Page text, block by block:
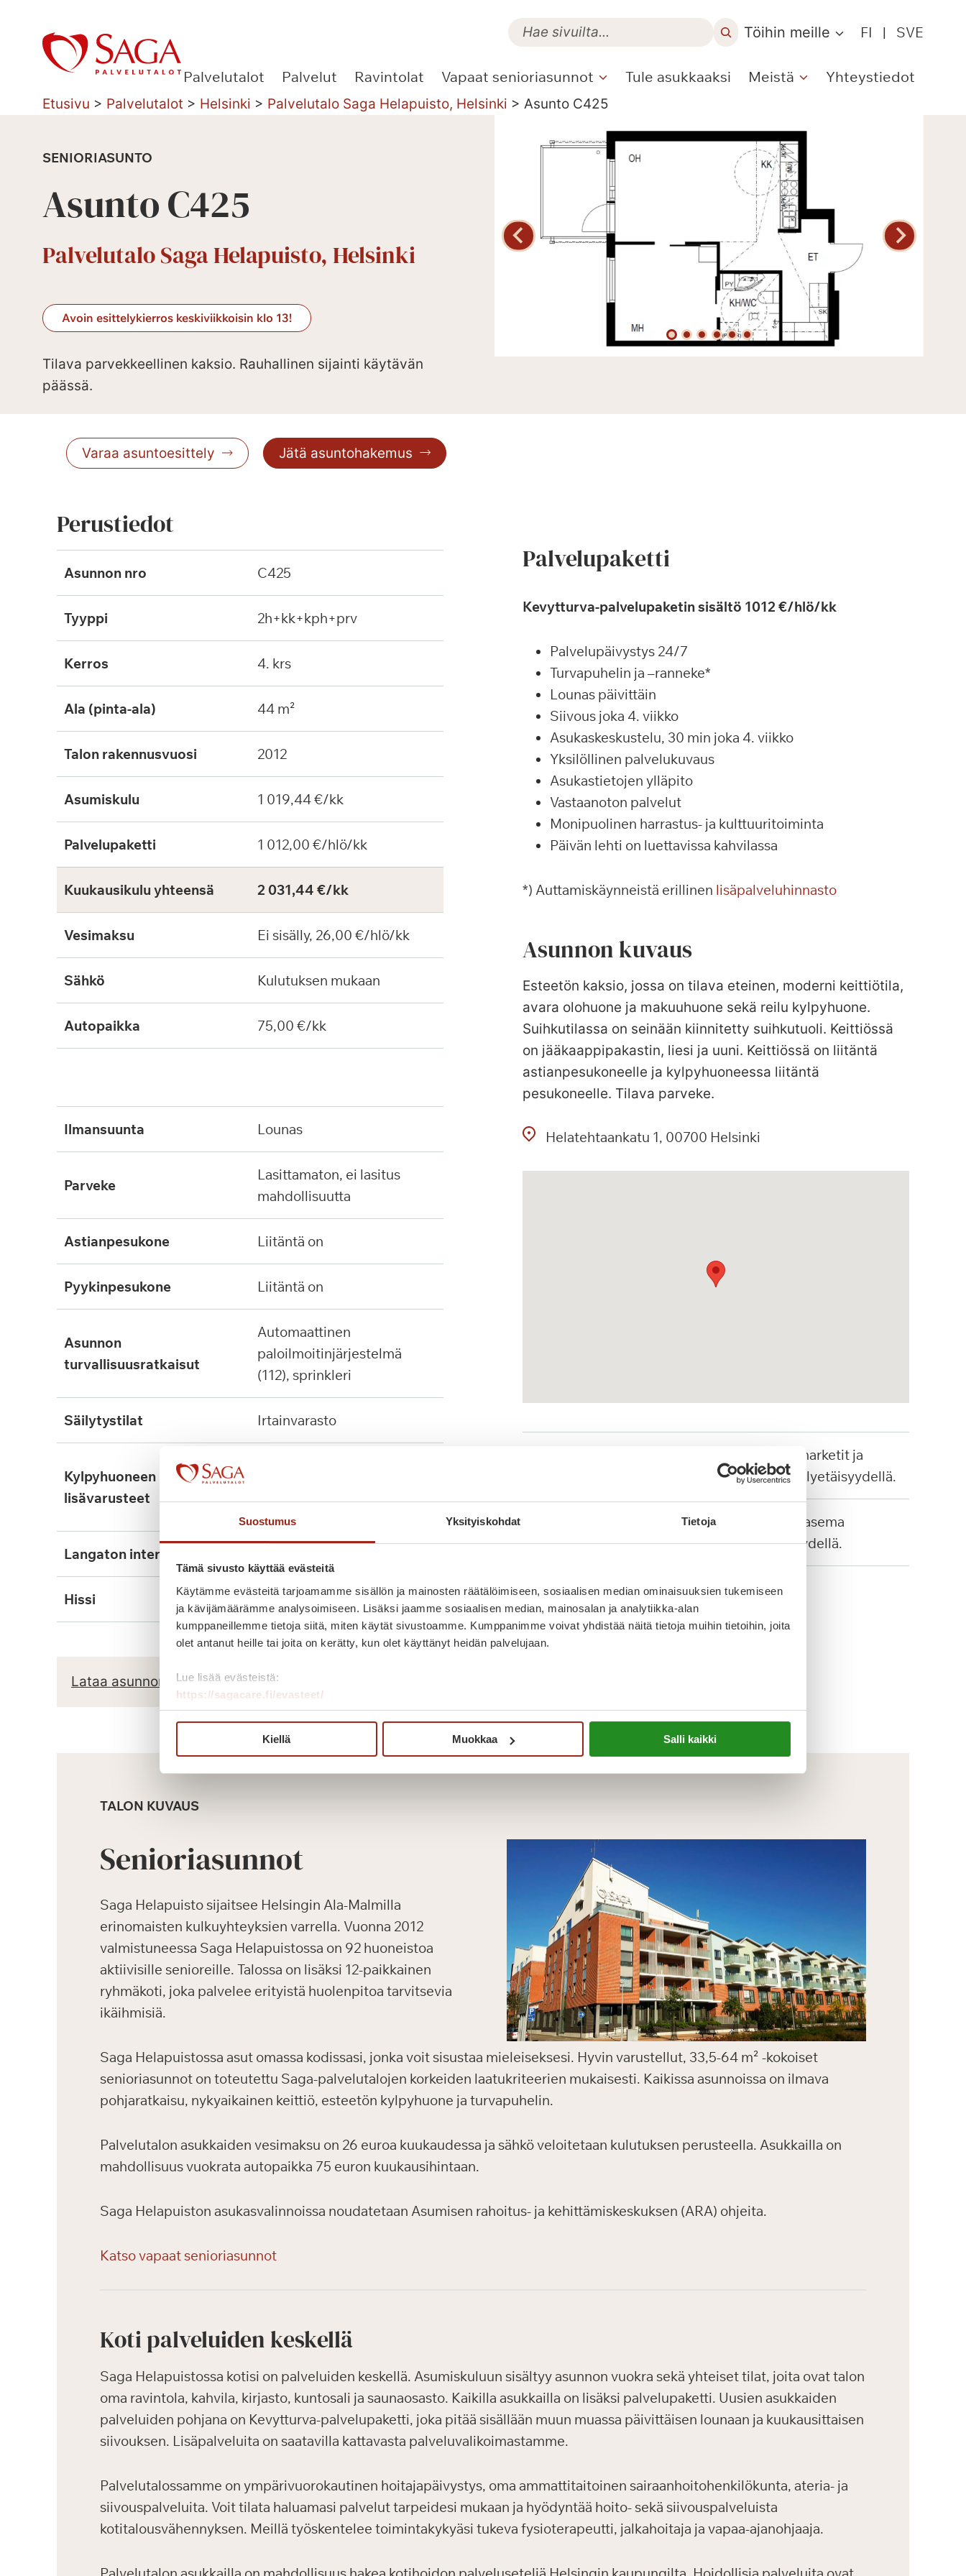
Suostumus Yksityiskohdat Tietoja
Tämä sivusto käyttää evästeitä
Käytämme evästeitä tarjoamamme sisällön ja mainosten räätälöimiseen, sosiaalisen median ominaisuuksien tukemiseen
ja kävijämäärämme analysoimiseen. Lisäksi jaamme sosiaalisen median, mainosalan ja analytiikka-alan
kumppaneillemme tietoja siitä, miten käytät sivustoamme. Kumppanimme voivat yhdistää näitä tietoja muihin tietoihin, joita
olet antanut heille tai joita on kerätty, kun olet käyttänyt heidän palvelujaan.
Lue lisää evästeistä:
https://sagacare.fi/evasteet/
Kiellä Muokkaa Salli kaikki
sisältöön
Töihin meille FI | SVE
Palvelutalot Palvelut Ravintolat Vapaat senioriasunnot Tule asukkaaksi Meistä Yhteystiedot
Etusivu > Palvelutalot > Helsinki > Palvelutalo Saga Helapuisto, Helsinki > Asunto C425
SENIORIASUNTO
Asunto C425
Palvelutalo Saga Helapuisto, Helsinki
Avoin esittelykierros keskiviikkoisin klo 13!
Tilava parvekkeellinen kaksio. Rauhallinen sijainti käytävän
päässä.
Varaa asuntoesittely Jätä asuntohakemus
Perustiedot
Asunnon nro C425
Tyyppi 2h+kk+kph+prv
Kerros 4. krs
Ala (pinta-ala) 44 m²
Talon rakennusvuosi 2012
Asumiskulu 1 019,44 €/kk
Palvelupaketti 1 012,00 €/hlö/kk
Kuukausikulu yhteensä 2 031,44 €/kk
Vesimaksu Ei sisälly, 26,00 €/hlö/kk
Sähkö Kulutuksen mukaan
Autopaikka 75,00 €/kk
ilmansuunta lounas
parveke
lasittamaton, ei lasitus
mahdollisuutta
astianpesukone liitäntä on
pyykinpesukone liitäntä on
asunnon
turvallisuusratkaisut
automaattinen
paloilmoitinjärjestelmä
(112), sprinkleri
säilytystilat irtainvarasto
kylpyhuoneen
lisävarusteet
langaton internet
hissi kyllä, 3kpl
Lataa asunnon pohjapiirros
Palvelupaketti
Kevytturva-palvelupaketin sisältö 1012 €/hlö/kk
Palvelupäivystys 24/7
Turvapuhelin ja –ranneke*
Lounas päivittäin
Siivous joka 4. viikko
Asukaskeskustelu, 30 min joka 4. viikko
Yksilöllinen palvelukuvaus
Asukastietojen ylläpito
Vastaanoton palvelut
Monipuolinen harrastus- ja kulttuuritoiminta
Päivän lehti on luettavissa kahvilassa
*) Auttamiskäynneistä erillinen lisäpalveluhinnasto
Asunnon kuvaus
Esteetön kaksio, jossa on tilava eteinen, moderni keittiötila,
avara olohuone ja makuuhuone sekä reilu kylpyhuone.
Suihkutilassa on seinään kiinnitetty suihkutuoli. Keittiössä
on jääkaappipakastin, liesi ja uuni. Keittiössä on liitäntä
astianpesukoneelle ja kylpyhuoneessa liitäntä
pesukoneelle. Tilava parveke.
Helatehtaankatu 1 00700 Helsinki
Ala-Malmin marketit ja
palvelut kävelyetäisyydellä.
Malmin juna-asema
kävelyetäisyydellä.
TALON KUVAUS
Senioriasunnot
Saga Helapuisto sijaitsee Helsingin Ala-Malmilla
erinomaisten kulkuyhteyksien varrella. Vuonna 2012
valmistuneessa Saga Helapuistossa on 92 huoneistoa
aktiivisille senioreille. Talossa on lisäksi 12-paikkainen
ryhmäkoti, joka palvelee erityistä huolenpitoa tarvitsevia
ikäihmisiä.
Saga Helapuistossa asut omassa kodissasi, jonka voit sisustaa mieleiseksesi. Hyvin varustellut, 33,5-64 m² -kokoiset
senioriasunnot on toteutettu Saga-palvelutalojen korkeiden laatukriteerien mukaisesti. Kaikissa asunnoissa on ilmava
pohjaratkaisu, nykyaikainen keittiö, esteetön kylpyhuone ja turvapuhelin.
Palvelutalon asukkaiden vesimaksu on 26 euroa kuukaudessa ja sähkö veloitetaan kulutuksen perusteella. Asukkailla on
mahdollisuus vuokrata autopaikka 75 euron kuukausihintaan.
Saga Helapuiston asukasvalinnoissa noudatetaan Asumisen rahoitus- ja kehittämiskeskuksen (ARA) ohjeita.
Katso vapaat senioriasunnot
Koti palveluiden keskellä
Saga Helapuistossa kotisi on palveluiden keskellä. Asumiskuluun sisältyy asunnon vuokra sekä yhteiset tilat, joita ovat talon
oma ravintola, kahvila, kirjasto, kuntosali ja saunaosasto. Kaikilla asukkailla on lisäksi palvelupaketti. Uusien asukkaiden
palveluiden pohjana on Kevytturva-palvelupaketti, joka pitää sisällään muun muassa päivittäisen lounaan ja kuukausittaisen
siivouksen. Lisäpalveluita on saatavilla kattavasta palveluvalikoimastamme.
Palvelutalossamme on ympärivuorokautinen hoitajapäivystys, oma ammattitaitoinen sairaanhoitohenkilökunta, ateria- ja
siivouspalveluita. Voit tilata haluamasi palvelut tarpeidesi mukaan ja hyödyntää hoito- sekä siivouspalveluista
kotitalousvähennyksen. Meillä työskentelee toimintakykyäsi tukeva fysioterapeutti, jalkahoitaja ja vapaa-ajanohjaaja.